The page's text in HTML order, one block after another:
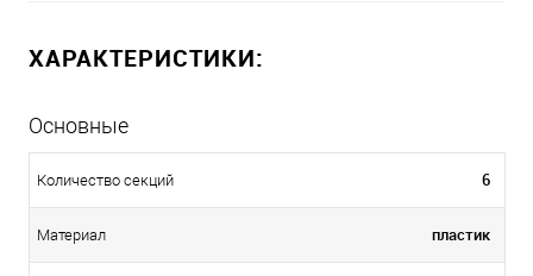
ХАРАКТЕРИСТИКИ:
Основные
Количество секций 6
Материал пластик